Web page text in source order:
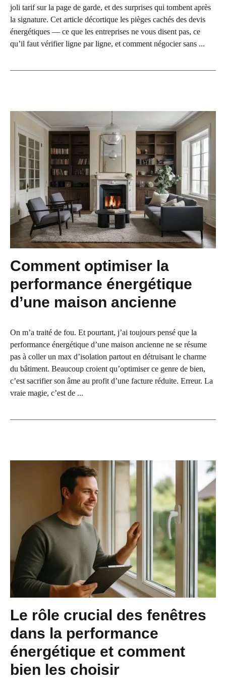
joli tarif sur la page de garde, et des surprises qui tombent après
la signature. Cet article décortique les pièges cachés des devis
énergétiques — ce que les entreprises ne vous disent pas, ce
qu’il faut vérifier ligne par ligne, et comment négocier sans ...
Comment optimiser la
performance énergétique
d’une maison ancienne
On m’a traité de fou. Et pourtant, j’ai toujours pensé que la
performance énergétique d’une maison ancienne ne se résume
pas à coller un max d’isolation partout en détruisant le charme
du bâtiment. Beaucoup croient qu’optimiser ce genre de bien,
c’est sacrifier son âme au profit d’une facture réduite. Erreur. La
vraie magie, c’est de ...
Le rôle crucial des fenêtres
dans la performance
énergétique et comment
bien les choisir